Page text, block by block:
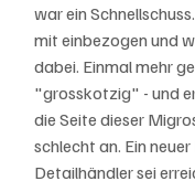
war ein
mit einbezogen und
dabei. Einmal mehr
"grosskotzig" - und
die Seite dieser
schlecht an. Ein
Detailhändler sei